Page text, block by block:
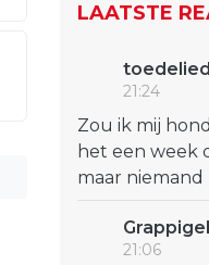
LAATSTE
21:24
Zou ik mij
het een week
maar niemand
21:06